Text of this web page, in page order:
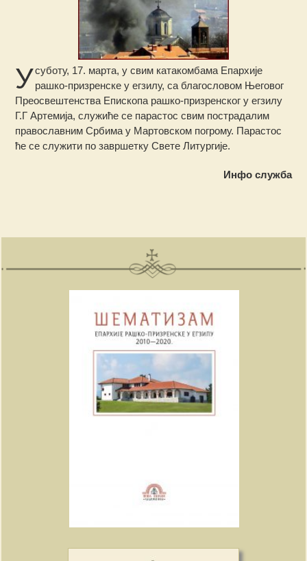
Усуботу, 17. марта, у свим катакомбама Епархије
рашко-призренске у егзилу, са благословом Његовог
Преосвештенства Епископа рашко-призренског у егзилу
Г.Г Артемија, служиће се парастос свим пострадалим
православним Србима у Мартовском погрому. Парастос
ће се служити по завршетку Свете Литургије.
Инфо служба